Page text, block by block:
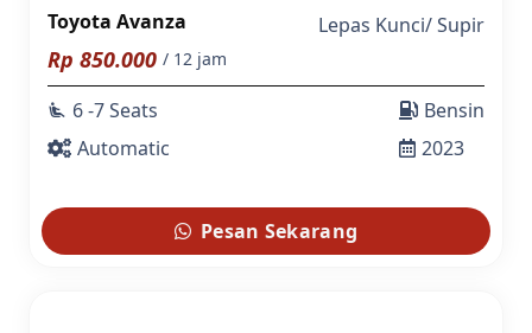
Toyota Avanza Lepas Kunci/Supir
Rp 850.000 / 12 jam
airline_seat_recline_extra 6 -7 Seats
Automatic
Bensin
2023
Pesan Sekarang